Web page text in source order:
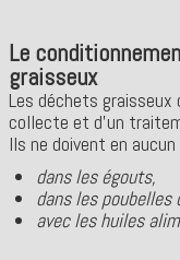
Le
graisseux
Les déchets
collecte et d'un
Ils ne doivent en
dans les égouts,
dans les poubelles
avec les huiles